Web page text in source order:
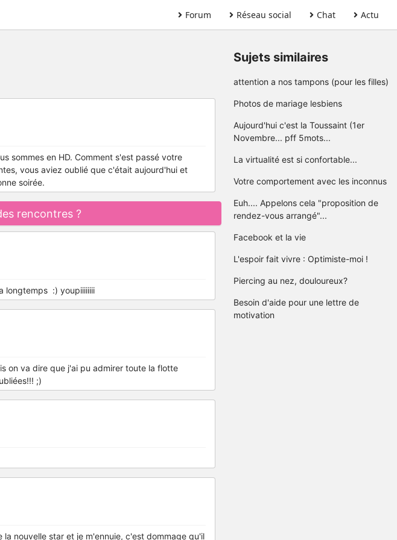
Forum Réseau social Chat Actu
sommes en HD. Comment s'est passé votre
vous aviez oublié que c'était aujourd'hui et
soirée.
rencontres ?
longtemps :) youpiiiiiiii
on va dire que j'ai pu admirer toute la flotte
;)
nouvelle star et je m'ennuie, c'est dommage qu'il
Sujets similaires
attention a nos tampons (pour les filles)
Photos de mariage lesbiens
Aujourd'hui c'est la Toussaint (1er
Novembre... pff 5mots...
La virtualité est si confortable...
Votre comportement avec les inconnus
Euh.... Appelons cela "proposition de
rendez-vous arrangé"...
Facebook et la vie
L'espoir fait vivre : Optimiste-moi !
Piercing au nez, douloureux?
Besoin d'aide pour une lettre de
motivation